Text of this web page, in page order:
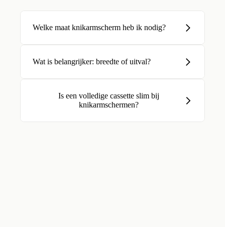
Welke maat knikarmscherm heb ik nodig?
Wat is belangrijker: breedte of uitval?
Is een volledige cassette slim bij
knikarmschermen?